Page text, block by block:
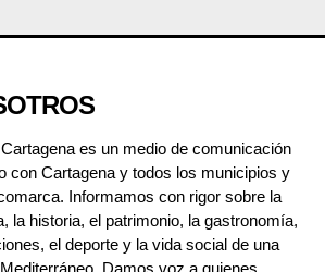
es un medio de comunicación
con Cartagena y todos los municipios y
Informamos con rigor sobre la
la historia, el patrimonio, la gastronomía,
el deporte y la vida social de una
Damos voz a quienes